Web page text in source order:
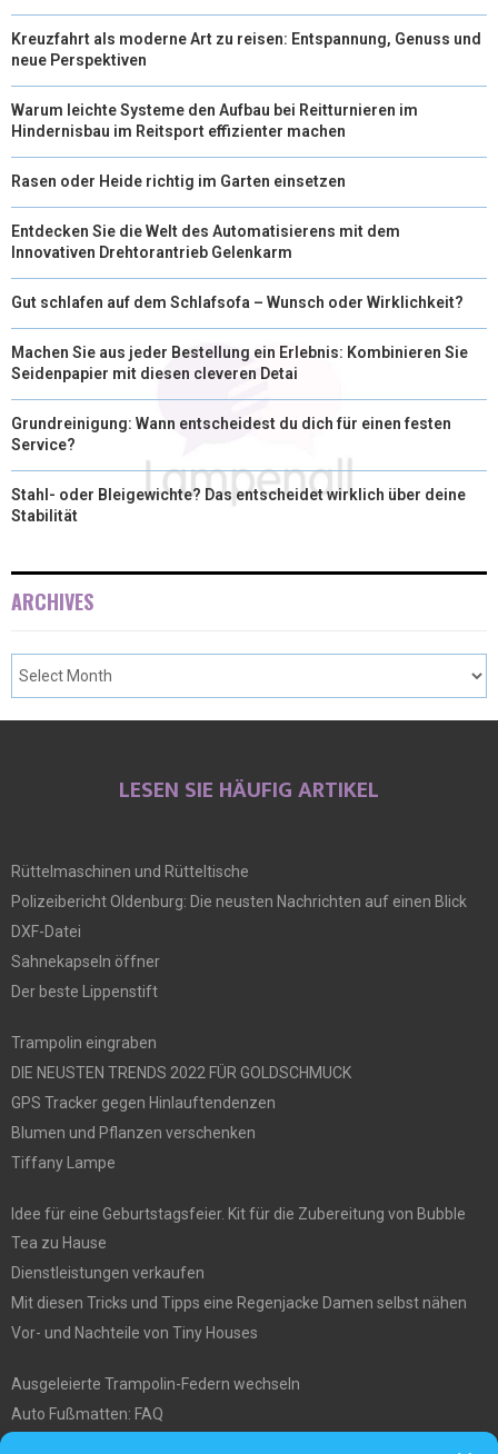
Kreuzfahrt als moderne Art zu reisen: Entspannung, Genuss und
neue Perspektiven
Warum leichte Systeme den Aufbau bei Reitturnieren im
Hindernisbau im Reitsport effizienter machen
Rasen oder Heide richtig im Garten einsetzen
Entdecken Sie die Welt des Automatisierens mit dem
Innovativen Drehtorantrieb Gelenkarm
Gut schlafen auf dem Schlafsofa – Wunsch oder Wirklichkeit?
Machen Sie aus jeder Bestellung ein Erlebnis: Kombinieren Sie
Seidenpapier mit diesen cleveren Detai
Grundreinigung: Wann entscheidest du dich für einen festen
Service?
Stahl- oder Bleigewichte? Das entscheidet wirklich über deine
Stabilität
ARCHIVES
LESEN SIE HÄUFIG ARTIKEL
Rüttelmaschinen und Rütteltische
Polizeibericht Oldenburg: Die neusten Nachrichten auf einen Blick
DXF-Datei
Sahnekapseln öffner
Der beste Lippenstift
Trampolin eingraben
DIE NEUSTEN TRENDS 2022 FÜR GOLDSCHMUCK
GPS Tracker gegen Hinlauftendenzen
Blumen und Pflanzen verschenken
Tiffany Lampe
Idee für eine Geburtstagsfeier. Kit für die Zubereitung von Bubble
Tea zu Hause
Dienstleistungen verkaufen
Mit diesen Tricks und Tipps eine Regenjacke Damen selbst nähen
Vor- und Nachteile von Tiny Houses
Ausgeleierte Trampolin-Federn wechseln
Auto Fußmatten: FAQ